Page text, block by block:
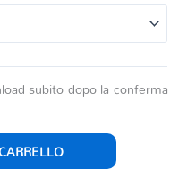
subito dopo la conferma